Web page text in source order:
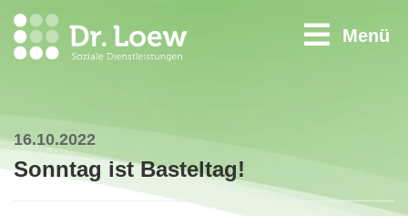
Menü
16.10.2022
Sonntag ist Basteltag!